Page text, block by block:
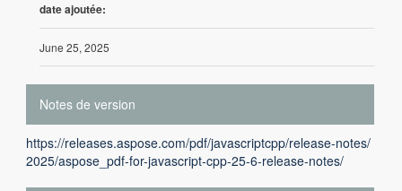
date ajoutée:
June 25, 2025
Notes de version
https://releases.aspose.com/pdf/javascriptcpp/release-notes/
2025/aspose_pdf-for-javascript-cpp-25-6-release-notes/